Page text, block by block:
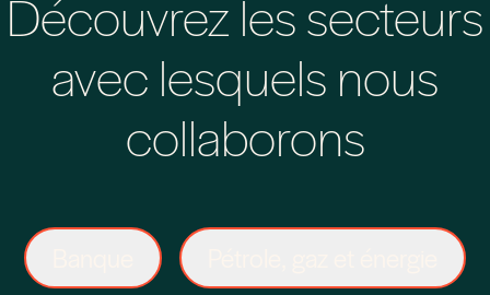
Découvrez les secteurs
avec lesquels nous
collaborons